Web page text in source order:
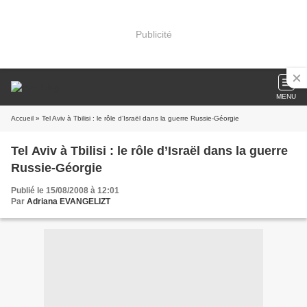
Publicité
MENU
Accueil » Tel Aviv à Tbilisi : le rôle d’Israël dans la guerre Russie-Géorgie
Tel Aviv à Tbilisi : le rôle d’Israël dans la guerre
Russie-Géorgie
Publié le 15/08/2008 à 12:01
Par Adriana EVANGELIZT